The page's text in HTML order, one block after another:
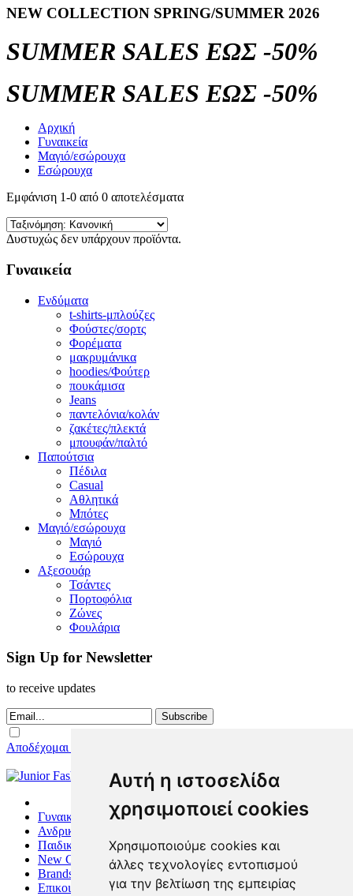
Αυτή η ιστοσελίδα
χρησιμοποιεί cookies
Χρησιμοποιούμε cookies και
άλλες τεχνολογίες εντοπισμού
για την βελτίωση της εμπειρίας
NEW COLLECTION SPRING/SUMMER 2026
SUMMER SALES ΕΩΣ -50%
SUMMER SALES ΕΩΣ -50%
Αρχική
Γυναικεία
Μαγιό/εσώρουχα
Εσώρουχα
Εμφάνιση 1-0 από 0 αποτελέσματα
Δυστυχώς δεν υπάρχουν προϊόντα.
Γυναικεία
Ενδύματα
t-shirts-μπλούζες
Φούστες/σορτς
Φορέματα
μακρυμάνικα
hoodies/Φούτερ
πουκάμισα
Jeans
παντελόνια/κολάν
ζακέτες/πλεκτά
μπουφάν/παλτό
Παπούτσια
Πέδιλα
Casual
Αθλητικά
Μπότες
Μαγιό/εσώρουχα
Μαγιό
Εσώρουχα
Αξεσουάρ
Τσάντες
Πορτοφόλια
Ζώνες
Φουλάρια
Sign Up for Newsletter
to receive updates
Subscribe
Αποδέχομαι τους Όρους Χρήσης
Γυναικεία
Ανδρικά
Παιδικά
New Collection
Brands
Επικοινωνία